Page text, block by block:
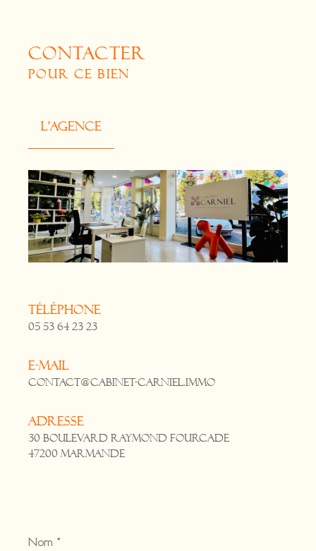
CONTACTER
POUR CE BIEN
L'agence
Téléphone
05 53 64 23 23
E-mail
contact@cabinet-carniel.immo
Adresse
30 Boulevard Raymond Fourcade
47200 Marmande
*